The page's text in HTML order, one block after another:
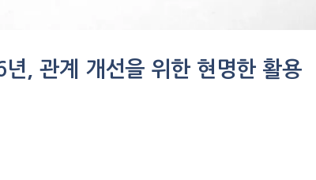
, 관계 개선을 위한 현명한 활용